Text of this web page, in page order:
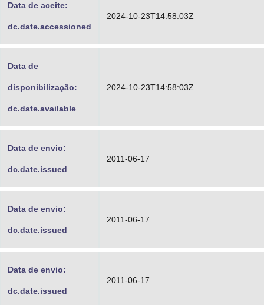
Data de aceite:
dc.date.accessioned
2024-10-23T14:58:03Z
Data de
disponibilização:
dc.date.available
2024-10-23T14:58:03Z
Data de envio:
dc.date.issued
2011-06-17
Data de envio:
dc.date.issued
2011-06-17
Data de envio:
dc.date.issued
2011-06-17